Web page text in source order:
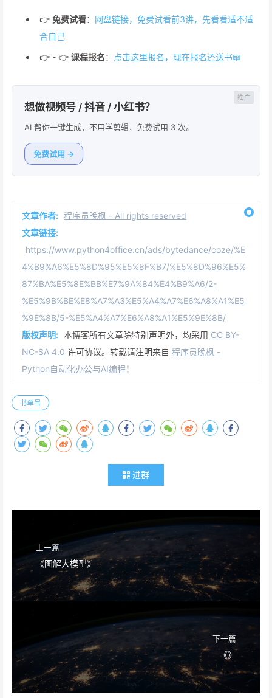
👉 免费试看： 网盘链接，免费试看前3讲，先看看适不适
合自己
👉 - 👉 课程报名： 点击这里报名，现在报名还送书📖
想做视频号 / 抖音 / 小红书？
AI 帮你一键生成，不用学剪辑，免费试用 3 次。
免费试用 →
文章作者: 程序员晚枫 - All rights reserved
文章链接:
https://www.python4office.cn/ads/bytedance/coze/%E
4%B9%A6%E5%8D%95%E5%8F%B7/%E5%8D%96%E5%
87%BA%E5%8E%BB%E7%9A%84%E4%B9%A6/2-
%E5%9B%BE%E8%A7%A3%E5%A4%A7%E6%A8%A1%E5
%9E%8B/5-%E5%A4%A7%E6%A8%A1%E5%9E%8B/
版权声明: 本博客所有文章除特别声明外，均采用 CC BY-
NC-SA 4.0 许可协议。转载请注明来自 程序员晚枫 -
Python自动化办公与AI编程！
书单号
进群
上一篇
《图解大模型》
下一篇
《》